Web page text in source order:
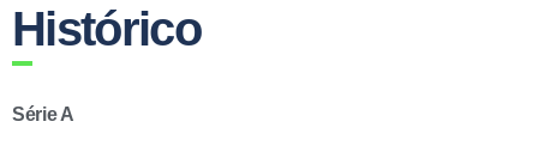
Histórico
Série A